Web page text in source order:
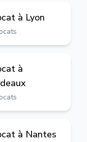
à Lyon
à
à Nantes